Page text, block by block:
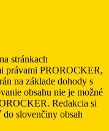
stránkach
právami PROROCKER,
na základe dohody s
obsahu nie je možné
Redakcia si
slovenčiny obsah